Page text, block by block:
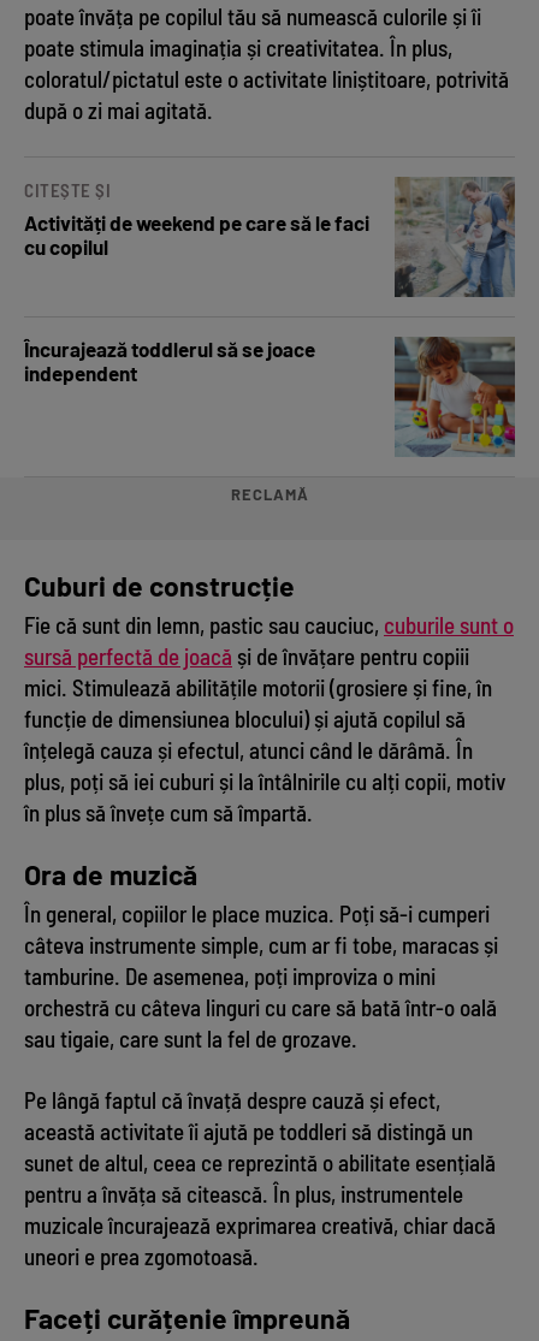
poate învăța pe copilul tău să numească culorile și îi
poate stimula imaginația și creativitatea. În plus,
coloratul/pictatul este o activitate liniștitoare, potrivită
după o zi mai agitată.
CITEȘTE ȘI
Activități de weekend pe care să le faci
cu copilul
Încurajează toddlerul să se joace
independent
RECLAMĂ
Cuburi de construcție
Fie că sunt din lemn, pastic sau cauciuc, cuburile sunt o
sursă perfectă de joacă și de învățare pentru copiii
mici. Stimulează abilitățile motorii (grosiere și fine, în
funcție de dimensiunea blocului) și ajută copilul să
înțelegă cauza și efectul, atunci când le dărâmă. În
plus, poți să iei cuburi și la întâlnirile cu alți copii, motiv
în plus să învețe cum să împartă.
Ora de muzică
În general, copiilor le place muzica. Poți să-i cumperi
câteva instrumente simple, cum ar fi tobe, maracas și
tamburine. De asemenea, poți improviza o mini
orchestră cu câteva linguri cu care să bată într-o oală
sau tigaie, care sunt la fel de grozave.
Pe lângă faptul că învață despre cauză și efect,
această activitate îi ajută pe toddleri să distingă un
sunet de altul, ceea ce reprezintă o abilitate esențială
pentru a învăța să citească. În plus, instrumentele
muzicale încurajează exprimarea creativă, chiar dacă
uneori e prea zgomotoasă.
Faceți curățenie împreună